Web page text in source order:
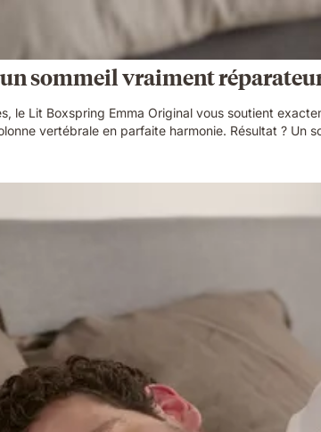
sommeil vraiment
le Lit Boxspring Emma Original vous soutient
vertébrale en parfaite harmonie. Résultat ? Un